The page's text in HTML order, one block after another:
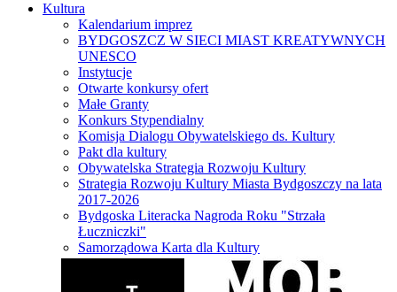
Kultura
Kalendarium imprez
BYDGOSZCZ W SIECI MIAST KREATYWNYCH
UNESCO
Instytucje
Otwarte konkursy ofert
Małe Granty
Konkurs Stypendialny
Komisja Dialogu Obywatelskiego ds. Kultury
Pakt dla kultury
Obywatelska Strategia Rozwoju Kultury
Strategia Rozwoju Kultury Miasta Bydgoszczy na lata
2017-2026
Bydgoska Literacka Nagroda Roku "Strzała
Łuczniczki"
Samorządowa Karta dla Kultury